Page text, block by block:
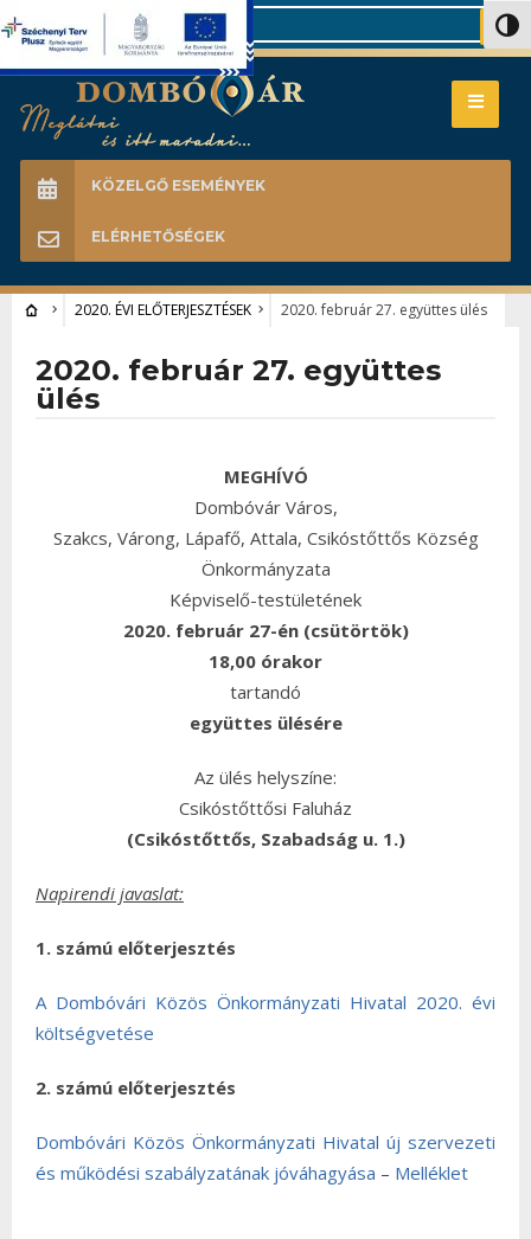
Search
KÖZELGŐ ESEMÉNYEK
ELÉRHETŐSÉGEK
2020. ÉVI ELŐTERJESZTÉSEK 2020. február 27. együttes ülés
2020. február 27. együttes
ülés
MEGHÍVÓ
Dombóvár Város,
Szakcs, Várong, Lápafő, Attala, Csikóstőttős Község
Önkormányzata
Képviselő-testületének
2020. február 27-én (csütörtök)
18,00 órakor
tartandó
együttes ülésére
Az ülés helyszíne:
Csikóstőttősi Faluház
(Csikóstőttős, Szabadság u. 1.)
Napirendi javaslat:
1. számú előterjesztés
A Dombóvári Közös Önkormányzati Hivatal 2020. évi
költségvetése
2. számú előterjesztés
Dombóvári Közös Önkormányzati Hivatal új szervezeti
és működési szabályzatának jóváhagyása – Melléklet